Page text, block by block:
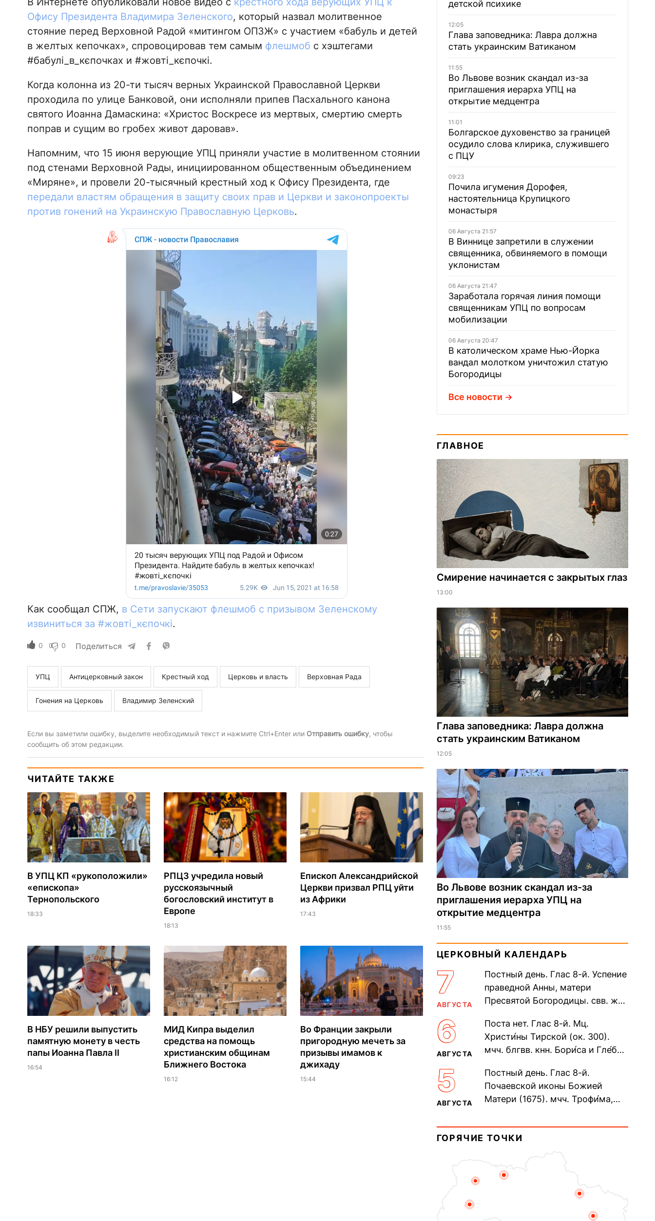
Офису Президента Владимира Зеленского, который назвал молитвенное
стояние перед Верховной Радой «митингом ОПЗЖ» с участием «бабуль и детей
в желтых кепочках», спровоцировав тем самым флешмоб с хэштегами
#бабулі_в_кєпочках и #жовті_кєпочкі.
Когда колонна из 20-ти тысяч верных Украинской Православной Церкви
проходила по улице Банковой, они исполняли припев Пасхального канона
святого Иоанна Дамаскина: «Христос Воскресе из мертвых, смертию смерть
поправ и сущим во гробех живот даровав».
Напомним, что 15 июня верующие УПЦ приняли участие в молитвенном стоянии
под стенами Верховной Рады, инициированном общественным объединением
«Миряне», и провели 20-тысячный крестный ход к Офису Президента, где
передали властям обращения в защиту своих прав и Церкви и законопроекты
против гонений на Украинскую Православную Церковь.
Как сообщал СПЖ, в Сети запускают флешмоб с призывом Зеленскому
извиниться за #жовті_кєпочкі.
0 0 Поделиться
УПЦ Антицерковный закон Крестный ход Церковь и власть Верховная Рада
Гонения на Церковь Владимир Зеленский
Если вы заметили ошибку, выделите необходимый текст и нажмите Ctrl+Enter или Отправить ошибку, чтобы
сообщить об этом редакции.
ЧИТАЙТЕ ТАКЖЕ
В УПЦ КП «рукоположили»
«епископа»
Тернопольского
18:33
РПЦЗ учредила новый
русскоязычный
богословский институт в
Европе
18:13
Епископ Александрийской
Церкви призвал РПЦ уйти
из Африки
17:43
В НБУ решили выпустить
памятную монету в честь
папы Иоанна Павла II
16:54
МИД Кипра выделил
средства на помощь
христианским общинам
Ближнего Востока
16:12
Во Франции закрыли
пригородную мечеть за
призывы имамов к
джихаду
15:44
детской психике
12:05
Глава заповедника: Лавра должна
стать украинским Ватиканом
11:55
Во Львове возник скандал из-за
приглашения иерарха УПЦ на
открытие медцентра
11:01
Болгарское духовенство за границей
осудило слова клирика, служившего
с ПЦУ
09:23
Почила игумения Дорофея,
настоятельница Крупицкого
монастыря
06 Августа 21:57
В Виннице запретили в служении
священника, обвиняемого в помощи
уклонистам
06 Августа 21:47
Заработала горячая линия помощи
священникам УПЦ по вопросам
мобилизации
06 Августа 20:47
В католическом храме Нью-Йорка
вандал молотком уничтожил статую
Богородицы
Все новости
ГЛАВНОЕ
Смирение начинается с закрытых глаз
13:00
Глава заповедника: Лавра должна
стать украинским Ватиканом
12:05
Во Львове возник скандал из-за
приглашения иерарха УПЦ на
открытие медцентра
11:55
ЦЕРКОВНЫЙ КАЛЕНДАРЬ
7
АВГУСТА
Постный день. Глас 8-й. Успение
праведной Анны, матери
Пресвятой Богородицы. свв. жен
прп. Евпракси́и девы,...
6
АВГУСТА
Поста нет. Глас 8-й. Мц.
Христи́ны Тирской (ок. 300).
мчч. блгвв. кнн. Бори́са и Гле́ба,
Дави́да (1015). Прп....
5
АВГУСТА
Постный день. Глас 8-й.
Почаевской иконы Божией
Матери (1675). мчч. Трофи́ма,
мучеников (284–305). прав.
воина Фео́дора...
ГОРЯЧИЕ ТОЧКИ